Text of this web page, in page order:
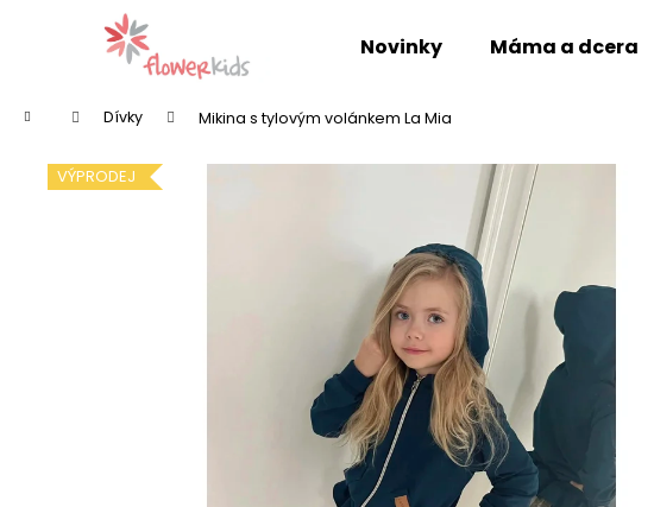
Novinky Máma a dcera
Domů Dívky Mikina s tylovým volánkem La Mia
VÝPRODEJ
Zpět
obchodu
Zpět
obchodu